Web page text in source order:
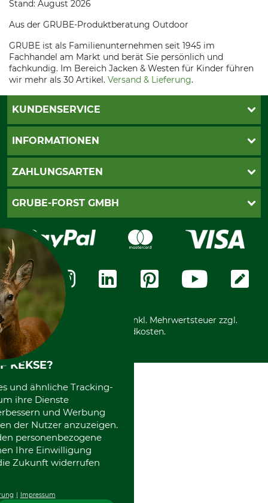
Stand: August 2026
Aus der GRUBE-Produktberatung Outdoor
GRUBE ist als Familienunternehmen seit 1945 im
Fachhandel am Markt und berät Sie persönlich und
fachkundig. Im Bereich Jacken & Westen für Kinder führen
wir mehr als 30 Artikel. Versand & Lieferung.
KUNDENSERVICE
Katalogbestellung
INFORMATIONEN
AGB
Widerrufsformular
Datenschutz
Zahlungsarten
ZAHLUNGSARTEN
PayPal
Rechnung
Vorkasse
GRUBE-FORST GMBH
Karriere
Über uns
Messetermine
Community
International
*Alle Preise in Euro und inkl. Mehrwertsteuer zzgl.
Versandkosten.
KEKSE?
und ähnliche Tracking-
ihre Dienste
und Werbung
der Nutzer anzuzeigen.
personenbezogene
Ihre Einwilligung
Zukunft widerrufen
Impressum